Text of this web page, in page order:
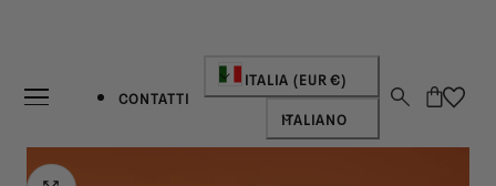
CONTATTI
Paese/regione
ITALIA (EUR €)
Lingua
ITALIANO
Carrello